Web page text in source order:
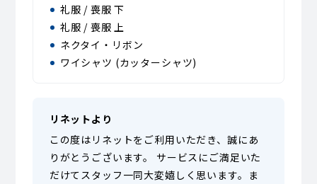
礼服 / 喪服 下
礼服 / 喪服 上
ネクタイ・リボン
ワイシャツ (カッターシャツ)
リネットより
この度はリネットをご利用いただき、誠にあ
りがとうございます。 サービスにご満足いた
だけてスタッフ一同大変嬉しく思います。ま